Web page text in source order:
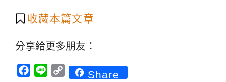
收藏本篇文章
分享給更多朋友：
Facebook
Line CopyShare